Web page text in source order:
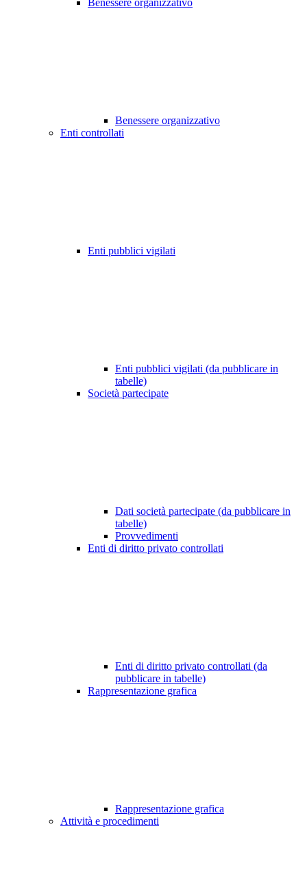
Benessere organizzativo
Benessere organizzativo
Enti controllati
Enti pubblici vigilati
Enti pubblici vigilati (da pubblicare in
tabelle)
Società partecipate
Dati società partecipate (da pubblicare in
tabelle)
Provvedimenti
Enti di diritto privato controllati
Enti di diritto privato controllati (da
pubblicare in tabelle)
Rappresentazione grafica
Rappresentazione grafica
Attività e procedimenti